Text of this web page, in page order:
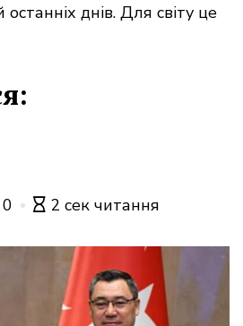
днів. Для світу це
0 2 сек читання